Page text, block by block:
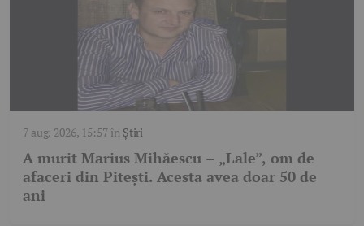
7 aug. 2026, 15:57în Știri
A murit Marius Mihăescu – „Lale”, om de
afaceri din Pitești. Acesta avea doar 50 de
ani